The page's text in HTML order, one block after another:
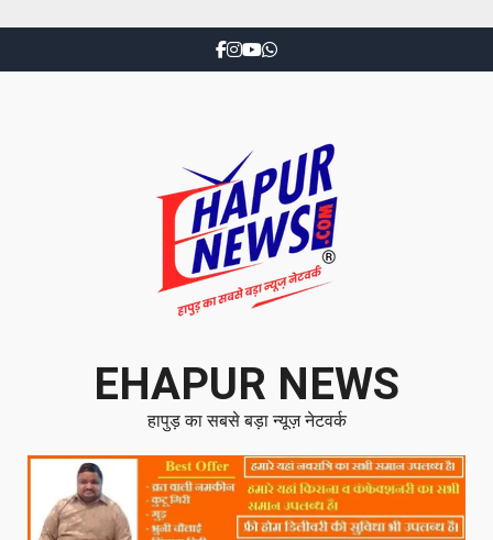
EHAPUR NEWS
हापुड़ का सबसे बड़ा न्यूज़ नेटवर्क